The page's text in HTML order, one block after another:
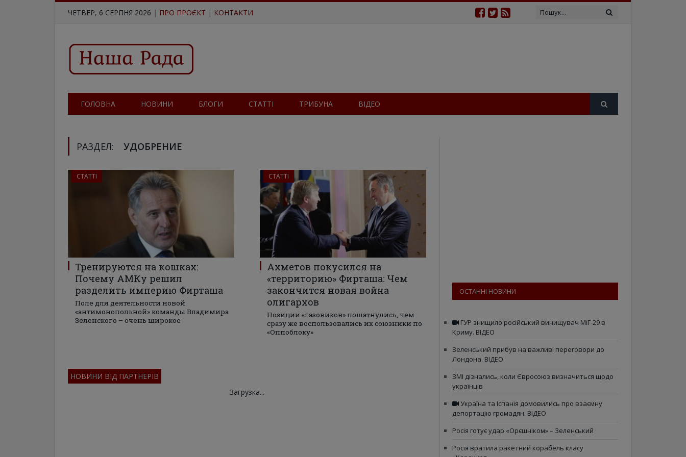
ЧЕТВЕР, 6 СЕРПНЯ 2026 | ПРО ПРОЄКТ | КОНТАКТИ
ГОЛОВНА НОВИНИ БЛОГИ СТАТТІ ТРИБУНА ВІДЕО
РАЗДЕЛ: УДОБРЕНИЕ
СТАТТІ
Тренируются на кошках:
Почему АМКу решил
разделить империю Фирташа
Поле для деятельности новой
«антимонопольной» команды Владимира
Зеленского – очень широкое
СТАТТІ
Ахметов покусился на
«территорию» Фирташа: Чем
закончится новая война
олигархов
Позиции «газовиков» пошатнулись, чем
сразу же воспользовались их союзники по
«Оппоблоку»
НОВИНИ ВІД ПАРТНЕРІВ
Загрузка...
ОСТАННІ НОВИНИ
ГУР знищило російський винищувач МіГ-29 в
Криму. ВІДЕО
Зеленський прибув на важливі переговори до
Лондона. ВІДЕО
ЗМІ дізнались, коли Євросоюз визначиться щодо
українців
Україна та Іспанія домовились про взаємну
депортацію громадян. ВІДЕО
Росія готує удар «Орєшніком» – Зеленський
Росія вратила ракетний корабель класу